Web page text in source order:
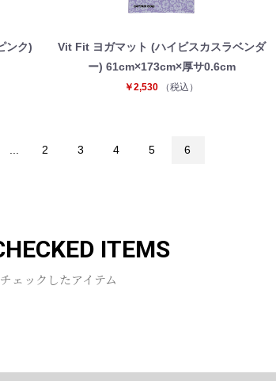
ンク)
Vit Fit ヨガマット (ハイビスカスラベンダ
ー) 61cm×173cm×厚サ0.6cm
￥2,530 （税込）
... 2 3 4 5 6
ITEMS
ェックしたアイテム